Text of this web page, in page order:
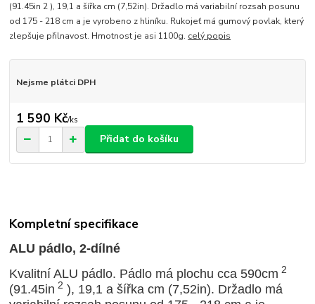
(91.45in 2 ), 19,1 a šířka cm (7,52in). Držadlo má variabilní rozsah posunu
od 175 - 218 cm a je vyrobeno z hliníku. Rukojeť má gumový povlak, který
zlepšuje přilnavost. Hmotnost je asi 1100g. celý popis
Nejsme plátci DPH
1 590 Kč/ks
Přidat do košíku
Kompletní specifikace
ALU pádlo, 2-dílné
Kvalitní ALU pádlo. Pádlo má plochu cca 590cm 2
(91.45in 2 ), 19,1 a šířkacm (7,52in). Držadlo má